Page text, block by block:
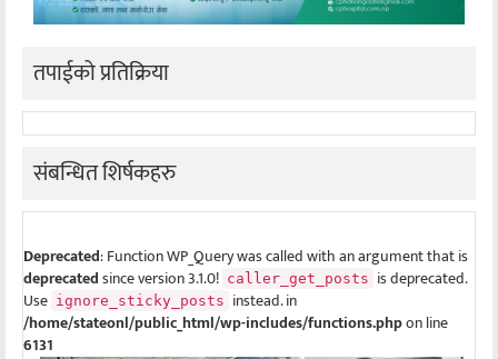
तपाईको प्रतिक्रिया
संबन्धित शिर्षकहरु
Deprecated: Function WP_Query was called with an argument that is
deprecatedsince version 3.1.0! caller_get_posts is deprecated.
Use ignore_sticky_posts instead. in
/home/stateonl/public_html/wp-includes/functions.phpon line
6131